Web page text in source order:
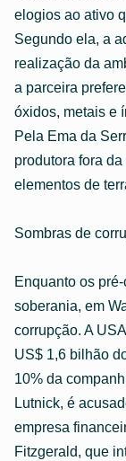
elogios ao ativo
Segundo ela, a
realização da
a parceira
óxidos, metais e
Pela Ema da
produtora fora
elementos de
Sombras de
Enquanto os
soberania, em
corrupção. A
US$ 1,6 bilhão
10% da
Lutnick, é
empresa
Fitzgerald, que